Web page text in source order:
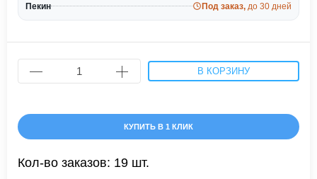
Пекин Под заказ, до 30 дней
В КОРЗИНУ
КУПИТЬ В 1 КЛИК
Кол-во заказов: 19 шт.